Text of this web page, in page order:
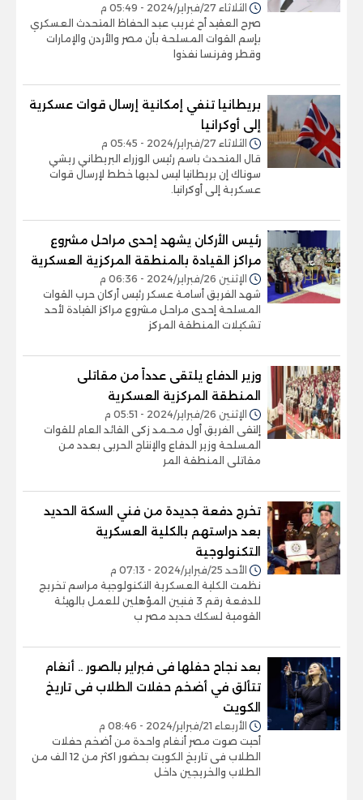
الثلاثاء 27/فبراير/2024 - 05:49 م
صرح العقيد أح غريب عبد الحفاظ المتحدث العسكري
بإسم القوات المسلحة بأن مصر والأردن والإمارات
وقطر وفرنسا نفذوا
بريطانيا تنفي إمكانية إرسال قوات عسكرية
إلى أوكرانيا
الثلاثاء 27/فبراير/2024 - 05:45 م
قال المتحدث باسم رئيس الوزراء البريطاني ريشي
سوناك إن بريطانيا ليس لديها خطط لإرسال قوات
عسكرية إلى أوكرانيا.
رئيس الأركان يشهد إحدى مراحل مشروع
مراكز القيادة بالمنطقة المركزية العسكرية
الإثنين 26/فبراير/2024 - 06:36 م
شهد الفريق أسامة عسكر رئيس أركان حرب القوات
المسلحة إحدى مراحل مشروع مراكز القيادة لأحد
تشكيلات المنطقة المركز
وزير الدفاع يلتقى عدداً من مقاتلى
المنطقة المركزية العسكرية
الإثنين 26/فبراير/2024 - 05:51 م
إلتقى الفريق أول محـمد زكى القائد العام للقوات
المسلحة وزير الدفاع والإنتاج الحربى بعدد من
مقاتلى المنطقة المر
تخرج دفعة جديدة من فني السكة الحديد
بعد دراستهم بالكلية العسكرية
التكنولوجية
الأحد 25/فبراير/2024 - 07:13 م
نظمت الكلية العسكرية التكنولوجية مراسم تخريج
للدفعة رقم 3 فنيين المؤهلين للعمل بالهيئة
القومية لسكك حديد مصر ب
بعد نجاح حفلها فى فبراير بالصور .. أنغام
تتألق في أضخم حفلات الطلاب فى تاريخ
الكويت
الأربعاء 21/فبراير/2024 - 08:46 م
أحيت صوت مصر أنغام واحدة من أضخم حفلات
الطلاب فى تاريخ الكويت بحضور اكثر من 12 الف من
الطلاب والخريجين داخل